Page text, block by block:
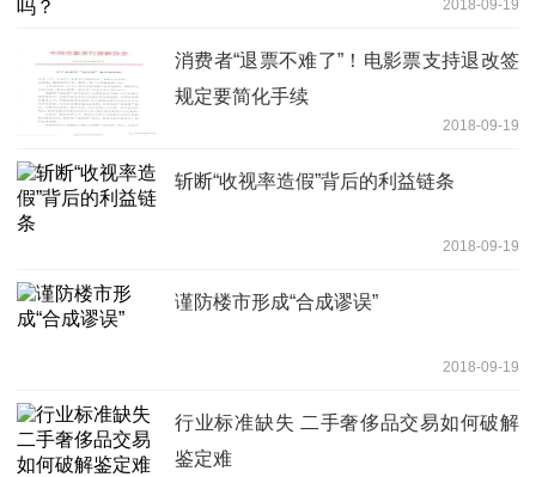
2018-09-19
消费者“退票不难了”！电影票支持退改签
规定要简化手续
2018-09-19
斩断“收视率造假”背后的利益链条
2018-09-19
谨防楼市形成“合成谬误”
2018-09-19
行业标准缺失 二手奢侈品交易如何破解
鉴定难